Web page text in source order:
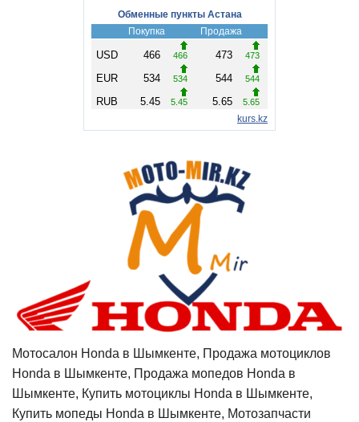
Мотосалон Honda в Шымкенте, Продажа мотоциклов
Honda в Шымкенте, Продажа мопедов Honda в
Шымкенте, Купить мотоциклы Honda в Шымкенте,
Купить мопеды Honda в Шымкенте, Мотозапчасти